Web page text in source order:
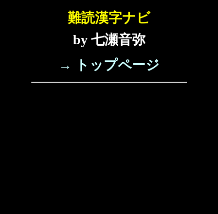
難読漢字ナビ
by 七瀬音弥
→ トップページ